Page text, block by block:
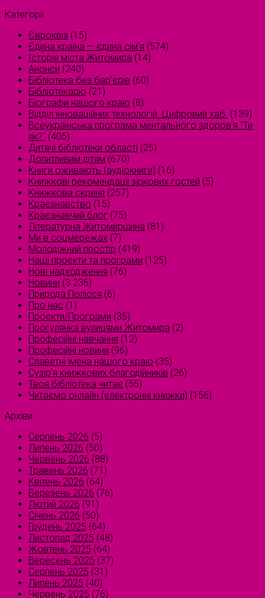
Категорії
Євроквіз (15)
Єдина країна — єдина сім’я (574)
Історія міста Житомира (14)
Анонси (240)
Бібліотека без бар'єрів (60)
Бібліотекарю (21)
Біографи нашого краю (8)
Відділ інноваційних технологій. Цифровий хаб. (139)
Всеукраїнська програма ментального здоров'я "Ти
як?" (405)
Дитячі бібліотеки області (25)
Допитливим дітям (670)
Книги оживають (аудіокниги) (16)
Книжкові рекомендації зіркових гостей (5)
Книжкова скриня (257)
Краєзнавство (15)
Краєзнавчий блог (75)
Літературна Житомирщина (81)
Ми в соцмережах (7)
Молодіжний простір (419)
Наші проєкти та програми (125)
Нові надходження (76)
Новини (3 236)
Природа Полісся (6)
Про нас (1)
Проєкти/Програми (35)
Прогулянка вулицями Житомира (2)
Професійні навчання (12)
Професійні новини (96)
Славетні імена нашого краю (35)
Сузірʼя книжкових благодійників (26)
Твоя бібліотека читає (55)
Читаємо онлайн (електронні книжки) (156)
Архіви
Серпень 2026 (5)
Липень 2026 (50)
Червень 2026 (88)
Травень 2026 (71)
Квітень 2026 (64)
Березень 2026 (76)
Лютий 2026 (91)
Січень 2026 (50)
Грудень 2025 (64)
Листопад 2025 (48)
Жовтень 2025 (64)
Вересень 2025 (37)
Серпень 2025 (31)
Липень 2025 (40)
Червень 2025 (76)